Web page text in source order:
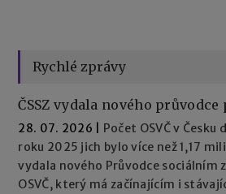
Rychlé zprávy
ČSSZ vydala nového průvodce
28. 07. 2026
Počet OSVČ v Česku
roku 2025 jich bylo více než 1,17
vydala nového Průvodce sociálním
OSVČ, který má začínajícím i